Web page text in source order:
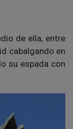
de ella, entre
cabalgando en
su espada con